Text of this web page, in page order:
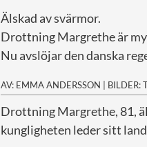
Älskad av svärmor.
Drottning Margrethe är
Nu avslöjar den danska
AV: EMMA ANDERSSON | BILDER:
Drottning Margrethe, 81,
kungligheten leder sitt